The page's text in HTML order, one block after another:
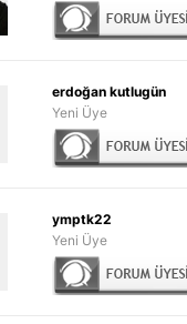
erdoğan kutlugün
Yeni Üye
ymptk22
Yeni Üye